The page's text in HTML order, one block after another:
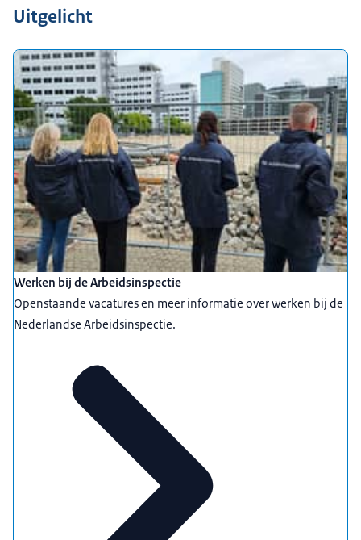
Uitgelicht
Werken bij de Arbeidsinspectie
Openstaande vacatures en meer informatie over werken bij de
Nederlandse Arbeidsinspectie.